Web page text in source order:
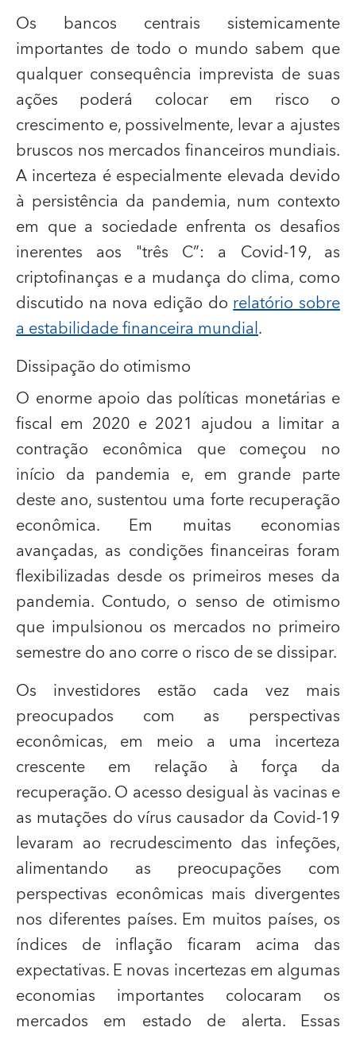
Os bancos centrais sistemicamente
importantes de todo o mundo sabem que
qualquer consequência imprevista de suas
ações poderá colocar em risco o
crescimento e, possivelmente, levar a ajustes
bruscos nos mercados financeiros mundiais.
A incerteza é especialmente elevada devido
à persistência da pandemia, num contexto
em que a sociedade enfrenta os desafios
inerentes aos "três C”: a Covid-19, as
criptofinanças e a mudança do clima, como
discutido na nova edição dorelatório sobre
a estabilidade financeira mundial.
Dissipação do otimismo
O enorme apoio das políticas monetárias e
fiscal em 2020 e 2021 ajudou a limitar a
contração econômica que começou no
início da pandemia e, em grande parte
deste ano, sustentou uma forte recuperação
econômica. Em muitas economias
avançadas, as condições financeiras foram
flexibilizadas desde os primeiros meses da
pandemia. Contudo, o senso de otimismo
que impulsionou os mercados no primeiro
semestre do ano corre o risco de se dissipar.
Os investidores estão cada vez mais
preocupados com as perspectivas
econômicas, em meio a uma incerteza
crescente em relação à força da
recuperação. O acesso desigual às vacinas e
as mutações do vírus causador da Covid-19
levaram ao recrudescimento das infeções,
alimentando as preocupações com
perspectivas econômicas mais divergentes
nos diferentes países. Em muitos países, os
índices de inflação ficaram acima das
expectativas. E novas incertezas em algumas
economias importantes colocaram os
mercados em estado de alerta. Essas